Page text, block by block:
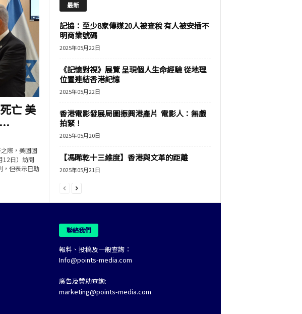
亡 美
際，美國國
12日）訪問
，但表示巴勒
最新
記協：至少8家傳媒20人被查稅 有人被安插不
明商業號碼
2025年05月22日
《記憶對視》展覽 呈現個人生命經驗 從地理
位置連結香港記憶
2025年05月22日
香港電影發展局圖振興港產片 電影人：無戲
拍緊！
2025年05月20日
【馮睎乾十三維度】香港與文革的距離
2025年05月21日
聯絡我們
報料、投稿及一般查詢：
Info@points-media.com
廣告及贊助查詢:
marketing@points-media.com